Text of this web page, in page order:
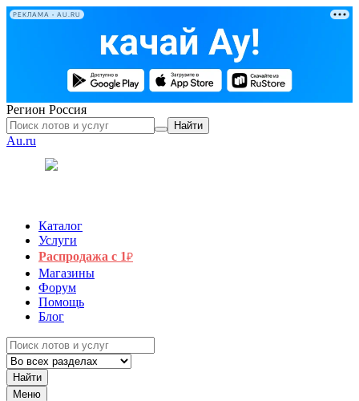
РЕКЛАМА • AU.RU
Регион Россия
Найти
Au.ru
Каталог
Услуги
Распродажа с 1₽
Магазины
Форум
Помощь
Блог
Найти
Меню